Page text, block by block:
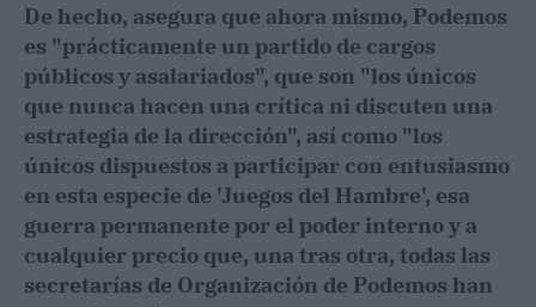
De hecho, asegura que ahora mismo, Podemos
es "prácticamente un partido de cargos
públicos y asalariados", que son "los únicos
que nunca hacen una crítica ni discuten una
estrategia de la dirección", así como "los
únicos dispuestos a participar con entusiasmo
en esta especie de 'Juegos del Hambre', esa
guerra permanente por el poder interno y a
cualquier precio que, una tras otra, todas las
secretarías de Organización de Podemos han